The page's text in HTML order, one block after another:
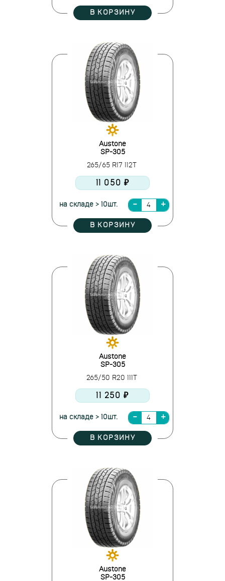
В КОРЗИНУ
Austone
SP-305
265/65 R17 112T
11 050 ₽
на складе > 10шт.
В КОРЗИНУ
Austone
SP-305
265/50 R20 111T
11 250 ₽
на складе > 10шт.
В КОРЗИНУ
Austone
SP-305